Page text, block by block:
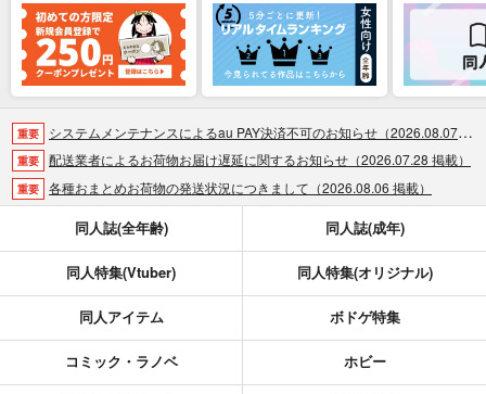
重要 システムメンテナンスによるau PAY決済不可のお知らせ（2026.08.07 掲載）
重要 配送業者によるお荷物お届け遅延に関するお知らせ（2026.07.28 掲載）
重要 各種おまとめお荷物の発送状況につきまして（2026.08.06 掲載）
おまとめサイクル「定期便(月2)」一般会員様の利用再開のお知らせ（2026.02.05 掲載）
重要 「とらのあな×駿河屋日本橋乙女同人誌館」通販店頭受取サービス開始のお知らせ（2026.01.05 更新｜2025.12.30 掲載）
【2025/12/1より】「通販ポイント⇒とらコイン変換キャンペーン」終了のお知らせ（2025.11.21 掲載）
個人情報保護方針の改定について（2025.09.19 更新｜2025.08.01 掲載）
重要 ポイント付与・管理体制改定のお知らせ（2024.11.20 掲載）
同人誌(全年齢) 同人誌(成年)
同人特集(Vtuber) 同人特集(オリジナル)
同人アイテム ボドゲ特集
コミック・ラノベ ホビー